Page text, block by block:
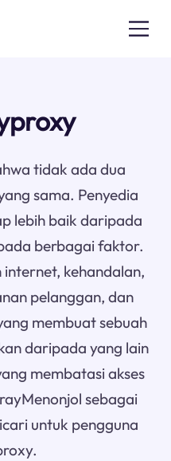
tidak ada dua
sama. Penyedia
lebih baik daripada
berbagai faktor.
kehandalan,
pelanggan, dan
membuat sebuah
daripada yang lain
membatasi akses
sebagai
untuk pengguna